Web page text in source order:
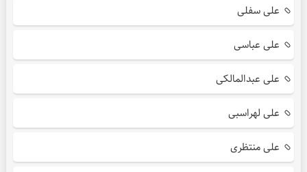
علی سفلی
علی عباسی
علی عبدالمالکی
علی لهراسبی
علی منتظری